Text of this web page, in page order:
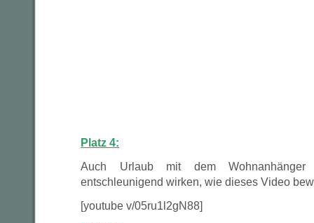
Platz 4:
Auch Urlaub mit dem
entschleunigend wirken, wie dieses Video
[youtube v/05ru1l2gN88]